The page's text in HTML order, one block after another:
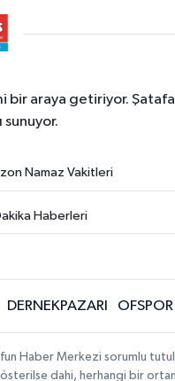
araya getiriyor.
Namaz Vakitleri
Haberleri
DERNEKPAZARI OFSPOR
Haber Merkezi sorumlu
dahi, herhangi bir